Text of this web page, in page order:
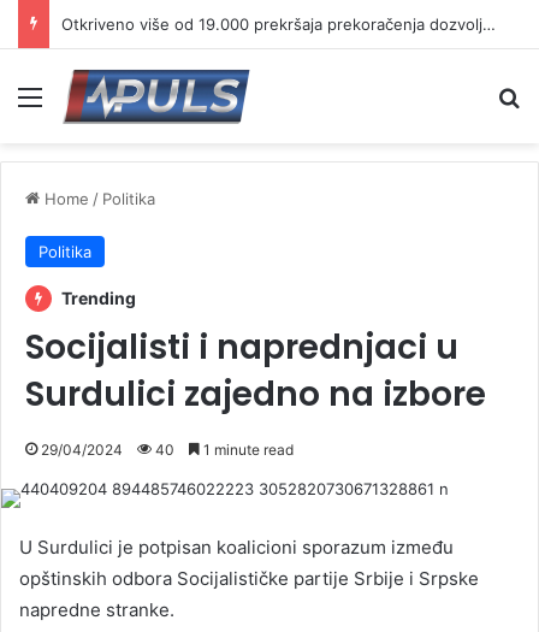
Otkriveno više od 19.000 prekršaja prekoračenja dozvoljene brzine
Menu
Home / Politika
Politika
Trending
Socijalisti i naprednjaci u
Surdulici zajedno na izbore
29/04/2024 40 1 minute read
U Surdulici je potpisan koalicioni sporazum između
opštinskih odbora Socijalističke partije Srbije i Srpske
napredne stranke.